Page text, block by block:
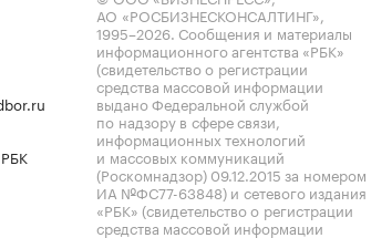
АО «РОСБИЗНЕСКОНСАЛТИНГ»,
1995–2026. Сообщения и материалы
информационного агентства «РБК»
(свидетельство о регистрации
средства массовой информации
выдано Федеральной службой
по надзору в сфере связи,
информационных технологий
и массовых коммуникаций
(Роскомнадзор) 09.12.2015 за номером
ИА №ФС77-63848) и сетевого издания
«РБК» (свидетельство о регистрации
средства массовой информации